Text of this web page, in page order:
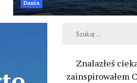
Dania
Szukaj:
Znalazłeś
zainspirowałem